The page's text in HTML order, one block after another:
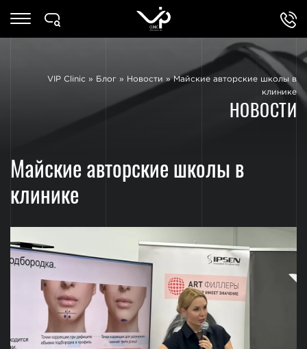
VIP Clinic » Блог » Новости »Майские авторские школы в
клинике
НОВОСТИ
Майские авторские школы в
клинике